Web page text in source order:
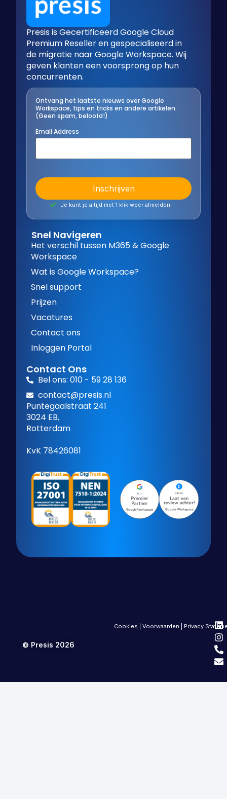
Presis is Gecertificeerd Google Cloud
Premium Reseller en gespecialiseerd in
de migratie naar Google Workspace. Wij
geven klanten een voorsprong op hun
concurrenten.
Ontvang het laatste nieuws over Google
Workspace, tips en tricks en andere artikelen.
(Geen spam, beloofd!)
Email Address
Je kunt je altijd met 1 klik weer afmelden
Snel Navigeren
Het verschil tussen M365 & Google
Workspace
Wat is Google Workspace?
Snel support
Prijzen
Vacatures
Contact ons
Inloggen Portal
Contact Ons
Bel ons: 010 - 59 28 136
contact@presis.nl
Puntegaalstraat 241
3024 EB,
Rotterdam
KvK 78426081
© Presis 2026
Cookies |Voorwaarden Privacy